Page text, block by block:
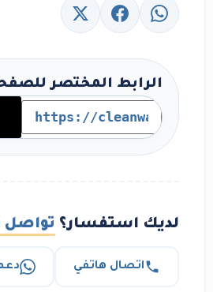
الرابط المختصر
لديك استفسار؟ تواصل
اتصال هاتفي